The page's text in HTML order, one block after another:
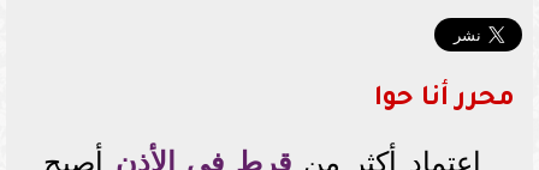
محرر أنا حوا
اعتماد أكثر من قرط في الأذن أصبح